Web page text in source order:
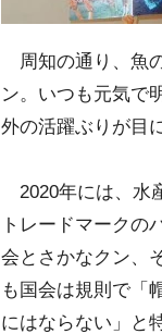
周知の通り、魚
ン。いつも元気で
外の活躍ぶりが目
2020年には、水
トレードマークの
会とさかなクン、
も国会は規則で「
にはならない」と